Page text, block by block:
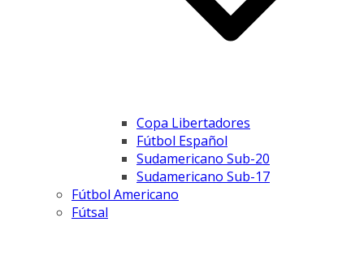
Copa Libertadores
Fútbol Español
Sudamericano Sub-20
Sudamericano Sub-17
Fútbol Americano
Fútsal